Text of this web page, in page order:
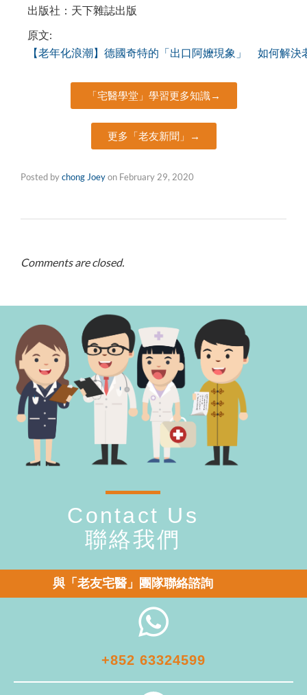
出版社：天下雜誌出版
原文:
【老年化浪潮】德國奇特的「出口阿嬤現象」 如何解決
「宅醫學堂」學習更多知識→
更多「老友新聞」→
Posted bychong Joeyon February 29, 2020
Comments are closed.
Contact Us
聯絡我們
與「老友宅醫」團隊聯絡諮詢
+852 63324599